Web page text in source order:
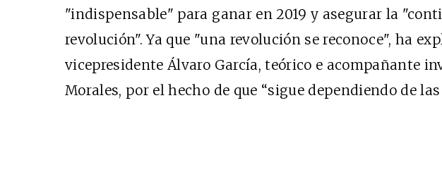
"indispensable" para ganar en 2019 y asegurar la
revolución". Ya que "una revolución se reconoce", ha
vicepresidente Álvaro García, teórico e acompañante
Morales, por el hecho de que “sigue dependiendo de